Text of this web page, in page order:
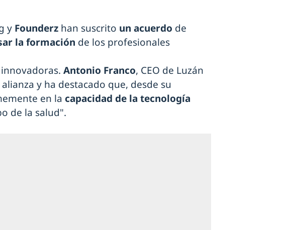
y Founderz han suscrito un acuerdo de
la formación de los profesionales
Antonio Franco, CEO de Luzán
y ha destacado que, desde su
en la capacidad de la tecnología
de la salud".